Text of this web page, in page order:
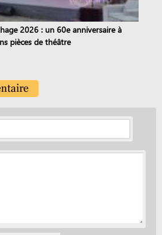
2026 : un 60e anniversaire à
pièces de théâtre